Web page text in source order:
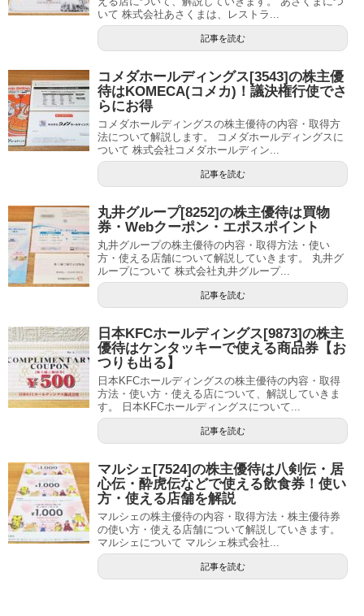
いて 株式会社あさくまは、レストラ...
記事を読む
コメダホールディングス[3543]の株主優
待はKOMECA(コメカ)！議決権行使でさ
らにお得
コメダホールディングスの株主優待の内容・取得方
法について解説します。 コメダホールディングスに
ついて 株式会社コメダホールディン...
記事を読む
丸井グループ[8252]の株主優待は買物
券・Webクーポン・エポスポイント
丸井グループの株主優待の内容・取得方法・使い
方・使える店舗について解説していきます。 丸井グ
ループについて 株式会社丸井グループ...
記事を読む
日本KFCホールディングス[9873]の株主
優待はケンタッキーで使える商品券【お
つりも出る】
日本KFCホールディングスの株主優待の内容・取得
方法・使い方・使える店について、解説していきま
す。 日本KFCホールディングスについて...
記事を読む
マルシェ[7524]の株主優待は八剣伝・居
心伝・酔虎伝などで使える飲食券！使い
方・使える店舗を解説
マルシェの株主優待の内容・取得方法・株主優待券
の使い方・使える店舗について解説していきます。
マルシェについて マルシェ株式会社...
記事を読む